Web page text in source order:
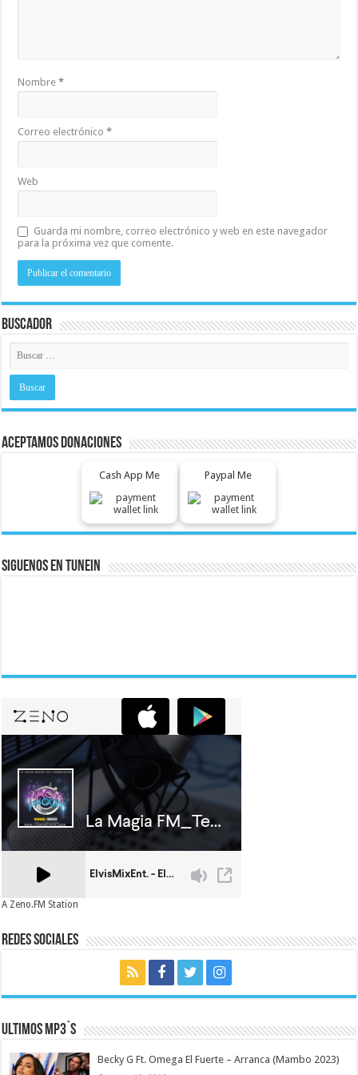
Nombre*
Correo electrónico*
Web
Guarda mi nombre, correo electrónico y web en este navegador
para la próxima vez que comente.
Buscador
Aceptamos Donaciones
Cash App Me Paypal Me
Siguenos En Tunein
A Zeno.FM Station
Redes Sociales
Ultimos MP3`s
Becky G Ft. Omega El Fuerte – Arranca (Mambo 2023)